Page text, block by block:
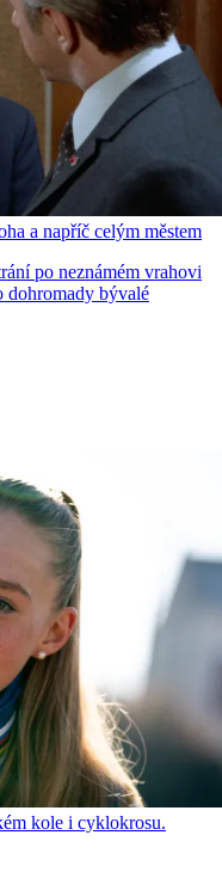
a napříč celým městem
po neznámém vrahovi
dohromady bývalé
kole i cyklokrosu.